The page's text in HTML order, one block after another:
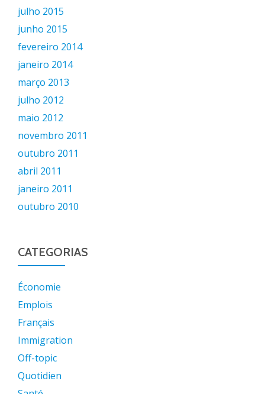
julho 2015
junho 2015
fevereiro 2014
janeiro 2014
março 2013
julho 2012
maio 2012
novembro 2011
outubro 2011
abril 2011
janeiro 2011
outubro 2010
CATEGORIAS
Économie
Emplois
Français
Immigration
Off-topic
Quotidien